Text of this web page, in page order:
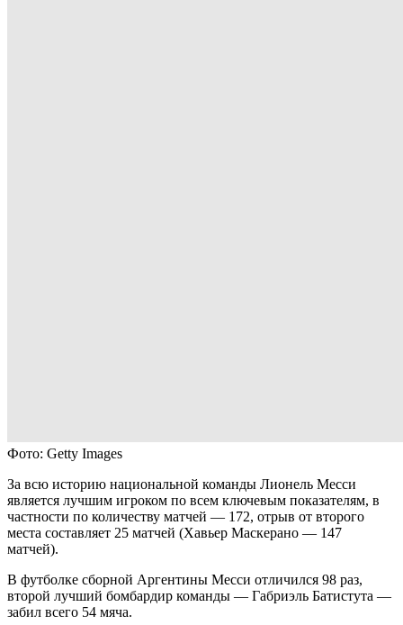
Фото: Getty Images
За всю историю национальной команды Лионель Месси
является лучшим игроком по всем ключевым показателям, в
частности по количеству матчей — 172, отрыв от второго
места составляет 25 матчей (Хавьер Маскерано — 147
матчей).
В футболке сборной Аргентины Месси отличился 98 раз,
второй лучший бомбардир команды — Габриэль Батистута —
забил всего 54 мяча.